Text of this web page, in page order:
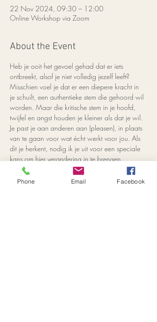
22 Nov 2024, 09:30 – 12:00
Online Workshop via Zoom
About the Event
Heb je ooit het gevoel gehad dat er iets
ontbreekt, alsof je niet volledig jezelf leeft?
Misschien voel je dat er een diepere kracht in
je schuilt, een authentieke stem die gehoord wil
worden. Maar die kritische stem in je hoofd,
twijfel en angst houden je kleiner als dat je wil.
Je past je aan anderen aan (pleasen), in plaats
van te gaan voor wat écht werkt voor jou. Als
dit je herkent, nodig ik je uit voor een speciale
kans om hier verandering in te brengen.
Herfst Introductie Workshop:
mini-
Phone Email Facebook